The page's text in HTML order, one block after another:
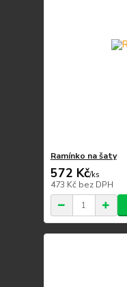
Ramínko na šaty
572 Kč/ks
473 Kč bez DPH